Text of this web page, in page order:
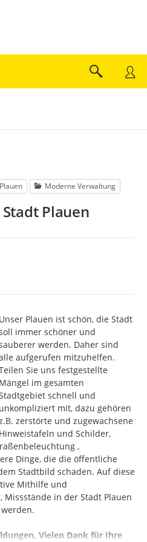
Moderne Verwaltung
Plauen
Unser Plauen ist schön, die Stadt
immer schöner und
werden. Daher sind
aufgerufen mitzuhelfen.
Sie uns festgestellte
Mängel im gesamten
schnell und
unkompliziert mit, dazu gehören
zerstörte und zugewachsene
Hinweistafeln und Schilder,
,
Dinge, die die öffentliche
Stadtbild schaden. Auf diese
Mithilfe und
in der Stadt Plauen
Vielen Dank für Ihre